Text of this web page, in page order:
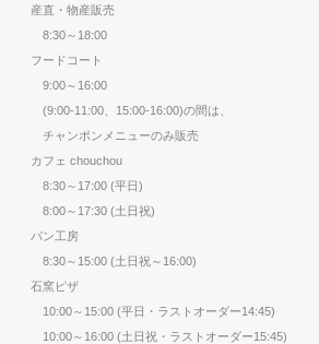
産直・物産販売
8:30～18:00
フードコート
9:00～16:00
(9:00-11:00、15:00-16:00)の間は、
チャンポンメニューのみ販売
カフェ chouchou
8:30～17:00 (平日)
8:00～17:30 (土日祝)
パン工房
8:30～15:00 (土日祝～16:00)
石窯ピザ
10:00～15:00 (平日・ラストオーダー14:45)
10:00～16:00 (土日祝・ラストオーダー15:45)